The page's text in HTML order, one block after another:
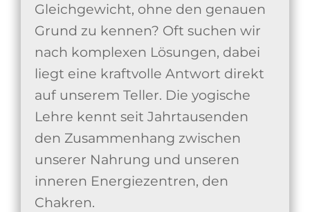
Gleichgewicht, ohne den genauen
Grund zu kennen? Oft suchen wir
nach komplexen Lösungen, dabei
liegt eine kraftvolle Antwort direkt
auf unserem Teller. Die yogische
Lehre kennt seit Jahrtausenden
den Zusammenhang zwischen
unserer Nahrung und unseren
inneren Energiezentren, den
Chakren.